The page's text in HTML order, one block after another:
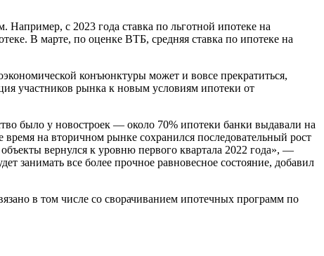
с 2023 года ставка по льготной ипотеке на
В марте, по оценке ВТБ, средняя ставка по ипотеке на
конъюнктуры может и вовсе прекратиться,
участников рынка к новым условиям ипотеки от
было у новостроек — около 70% ипотеки банки выдавали на
на вторичном рынке сохранился последовательный рост
вернулся к уровню первого квартала 2022 года», —
занимать все более прочное равновесное состояние, добавил
в том числе со сворачиванием ипотечных программ по